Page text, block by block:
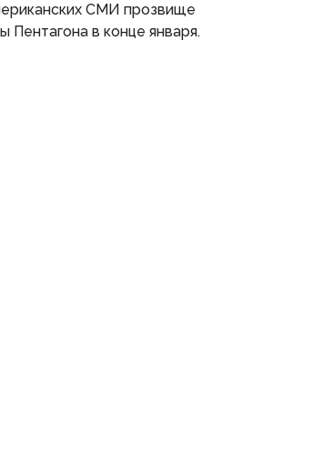
СМИ прозвище
Пентагона в конце января.